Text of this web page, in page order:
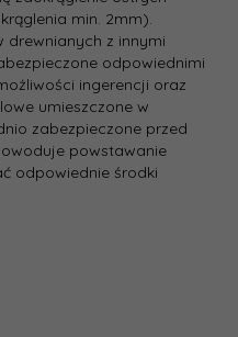
min. 2mm).
drewnianych z innymi
odpowiednimi
ingerencji oraz
umieszczone w
zabezpieczone przed
powstawanie
odpowiednie środki